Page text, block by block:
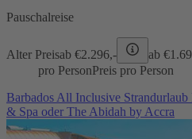
Pauschalreise
Alter Preisab €2.296,- ab €
pro PersonPreis pro Person
Barbados All Inclusive
& Spa oder The Abidah by Accra